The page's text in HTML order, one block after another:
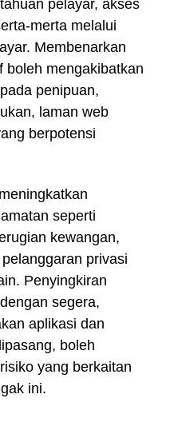
pelayar, akses
merta melalui
Membenarkan
boleh mengakibatkan
penipuan,
laman web
berpotensi
seperti
kewangan,
privasi
Penyingkiran
segera,
aplikasi dan
boleh
yang berkaitan
ini.